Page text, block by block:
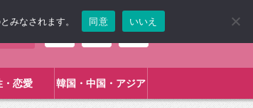
・恋愛 韓国・中国・アジア
みなされます。 同意 いいえ